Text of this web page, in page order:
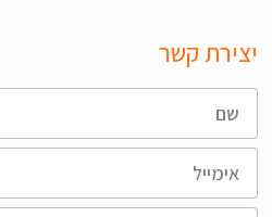
יצירת קשר